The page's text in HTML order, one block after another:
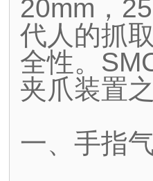
20mm，
代人的抓
全性。
夹爪装置
一、手指